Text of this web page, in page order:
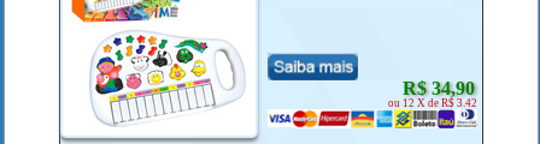
R$ 34,90
ou 12 X de R$ 3.42